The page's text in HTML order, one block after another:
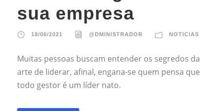
sua empresa
18/06/2021 @DMINISTRADOR NOTICIAS
Muitas pessoas buscam entender os segredos da
arte de liderar, afinal, engana-se quem pensa que
todo gestor é um líder nato.